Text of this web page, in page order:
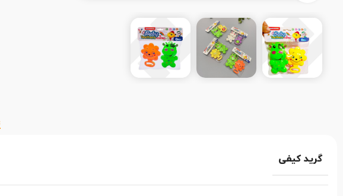
گرید کیفی